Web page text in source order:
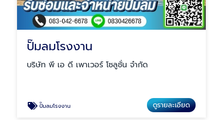
ปั๊มลมโรงงาน
บริษัท พี เอ ดี เพาเวอร์ โซลูชั่น จำกัด
ปั๊มลมโรงงาน ดูรายละเอียด